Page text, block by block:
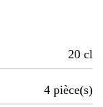
20 cl
4 pièce(s)